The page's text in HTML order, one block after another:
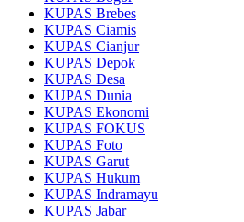
KUPAS Brebes
KUPAS Ciamis
KUPAS Cianjur
KUPAS Depok
KUPAS Desa
KUPAS Dunia
KUPAS Ekonomi
KUPAS FOKUS
KUPAS Foto
KUPAS Garut
KUPAS Hukum
KUPAS Indramayu
KUPAS Jabar